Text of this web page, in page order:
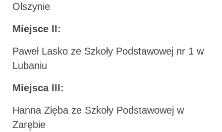
Olszynie
Miejsce II:
Paweł Lasko ze Szkoły Podstawowej nr 1 w
Lubaniu
Miejsca III:
Hanna Zięba ze Szkoły Podstawowej w
Zarębie